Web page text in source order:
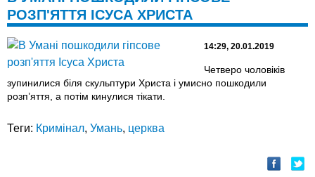
РОЗП'ЯТТЯ ІСУСА ХРИСТА
14:29, 20.01.2019
Четверо чоловіків
зупинилися біля скульптури Христа і умисно пошкодили
розп’яття, а потім кинулися тікати.
Теги: Кримінал, Умань, церква